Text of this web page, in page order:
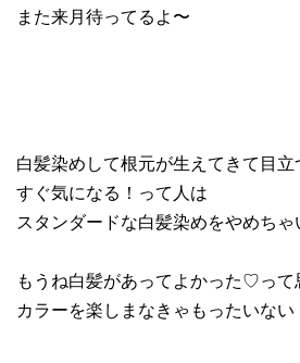
また来月待ってるよ〜
白髪染めして根元が生えてきて目立
すぐ気になる！って人は
スタンダードな白髪染めをやめちゃ
もうね白髪があってよかった♡って
カラーを楽しまなきゃもったいない